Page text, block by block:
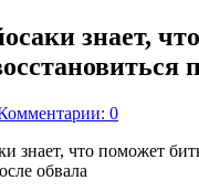
знает,
0